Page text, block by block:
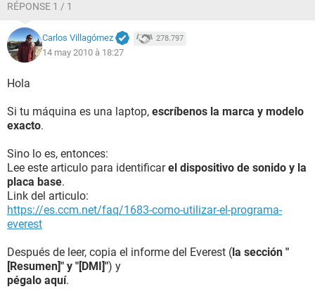
RÉPONSE 1 / 1
Carlos Villagómez 278.797
14 may 2010 à 18:27
Hola
Si tu máquina es una laptop, escríbenos la marca y modelo
exacto.
Sino lo es, entonces:
Lee este articulo para identificarel dispositivo de sonido y la
placa base.
Link del articulo:
https://es.ccm.net/faq/1683-como-utilizar-el-programa-
everest
Después de leer, copia el informe del Everest (la sección "
[Resumen]" y "[DMI]") y
pégalo aquí.